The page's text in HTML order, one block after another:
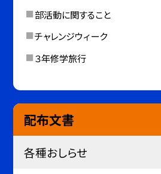
部活動に関すること
チャレンジウィーク
３年修学旅行
配布文書
各種おしらせ